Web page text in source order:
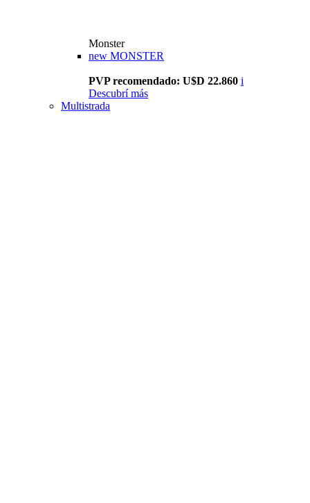
Monster
new MONSTER
PVP recomendado: U$D 22.860 i
Descubrí más
Multistrada